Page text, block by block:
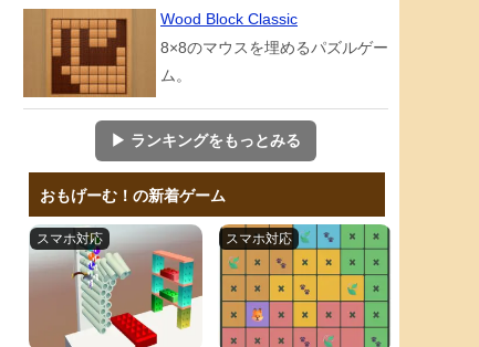
Wood Block Classic
8×8のマウスを埋めるパズルゲー
ム。
▶ ランキングをもっとみる
おもげーむ！の新着ゲーム